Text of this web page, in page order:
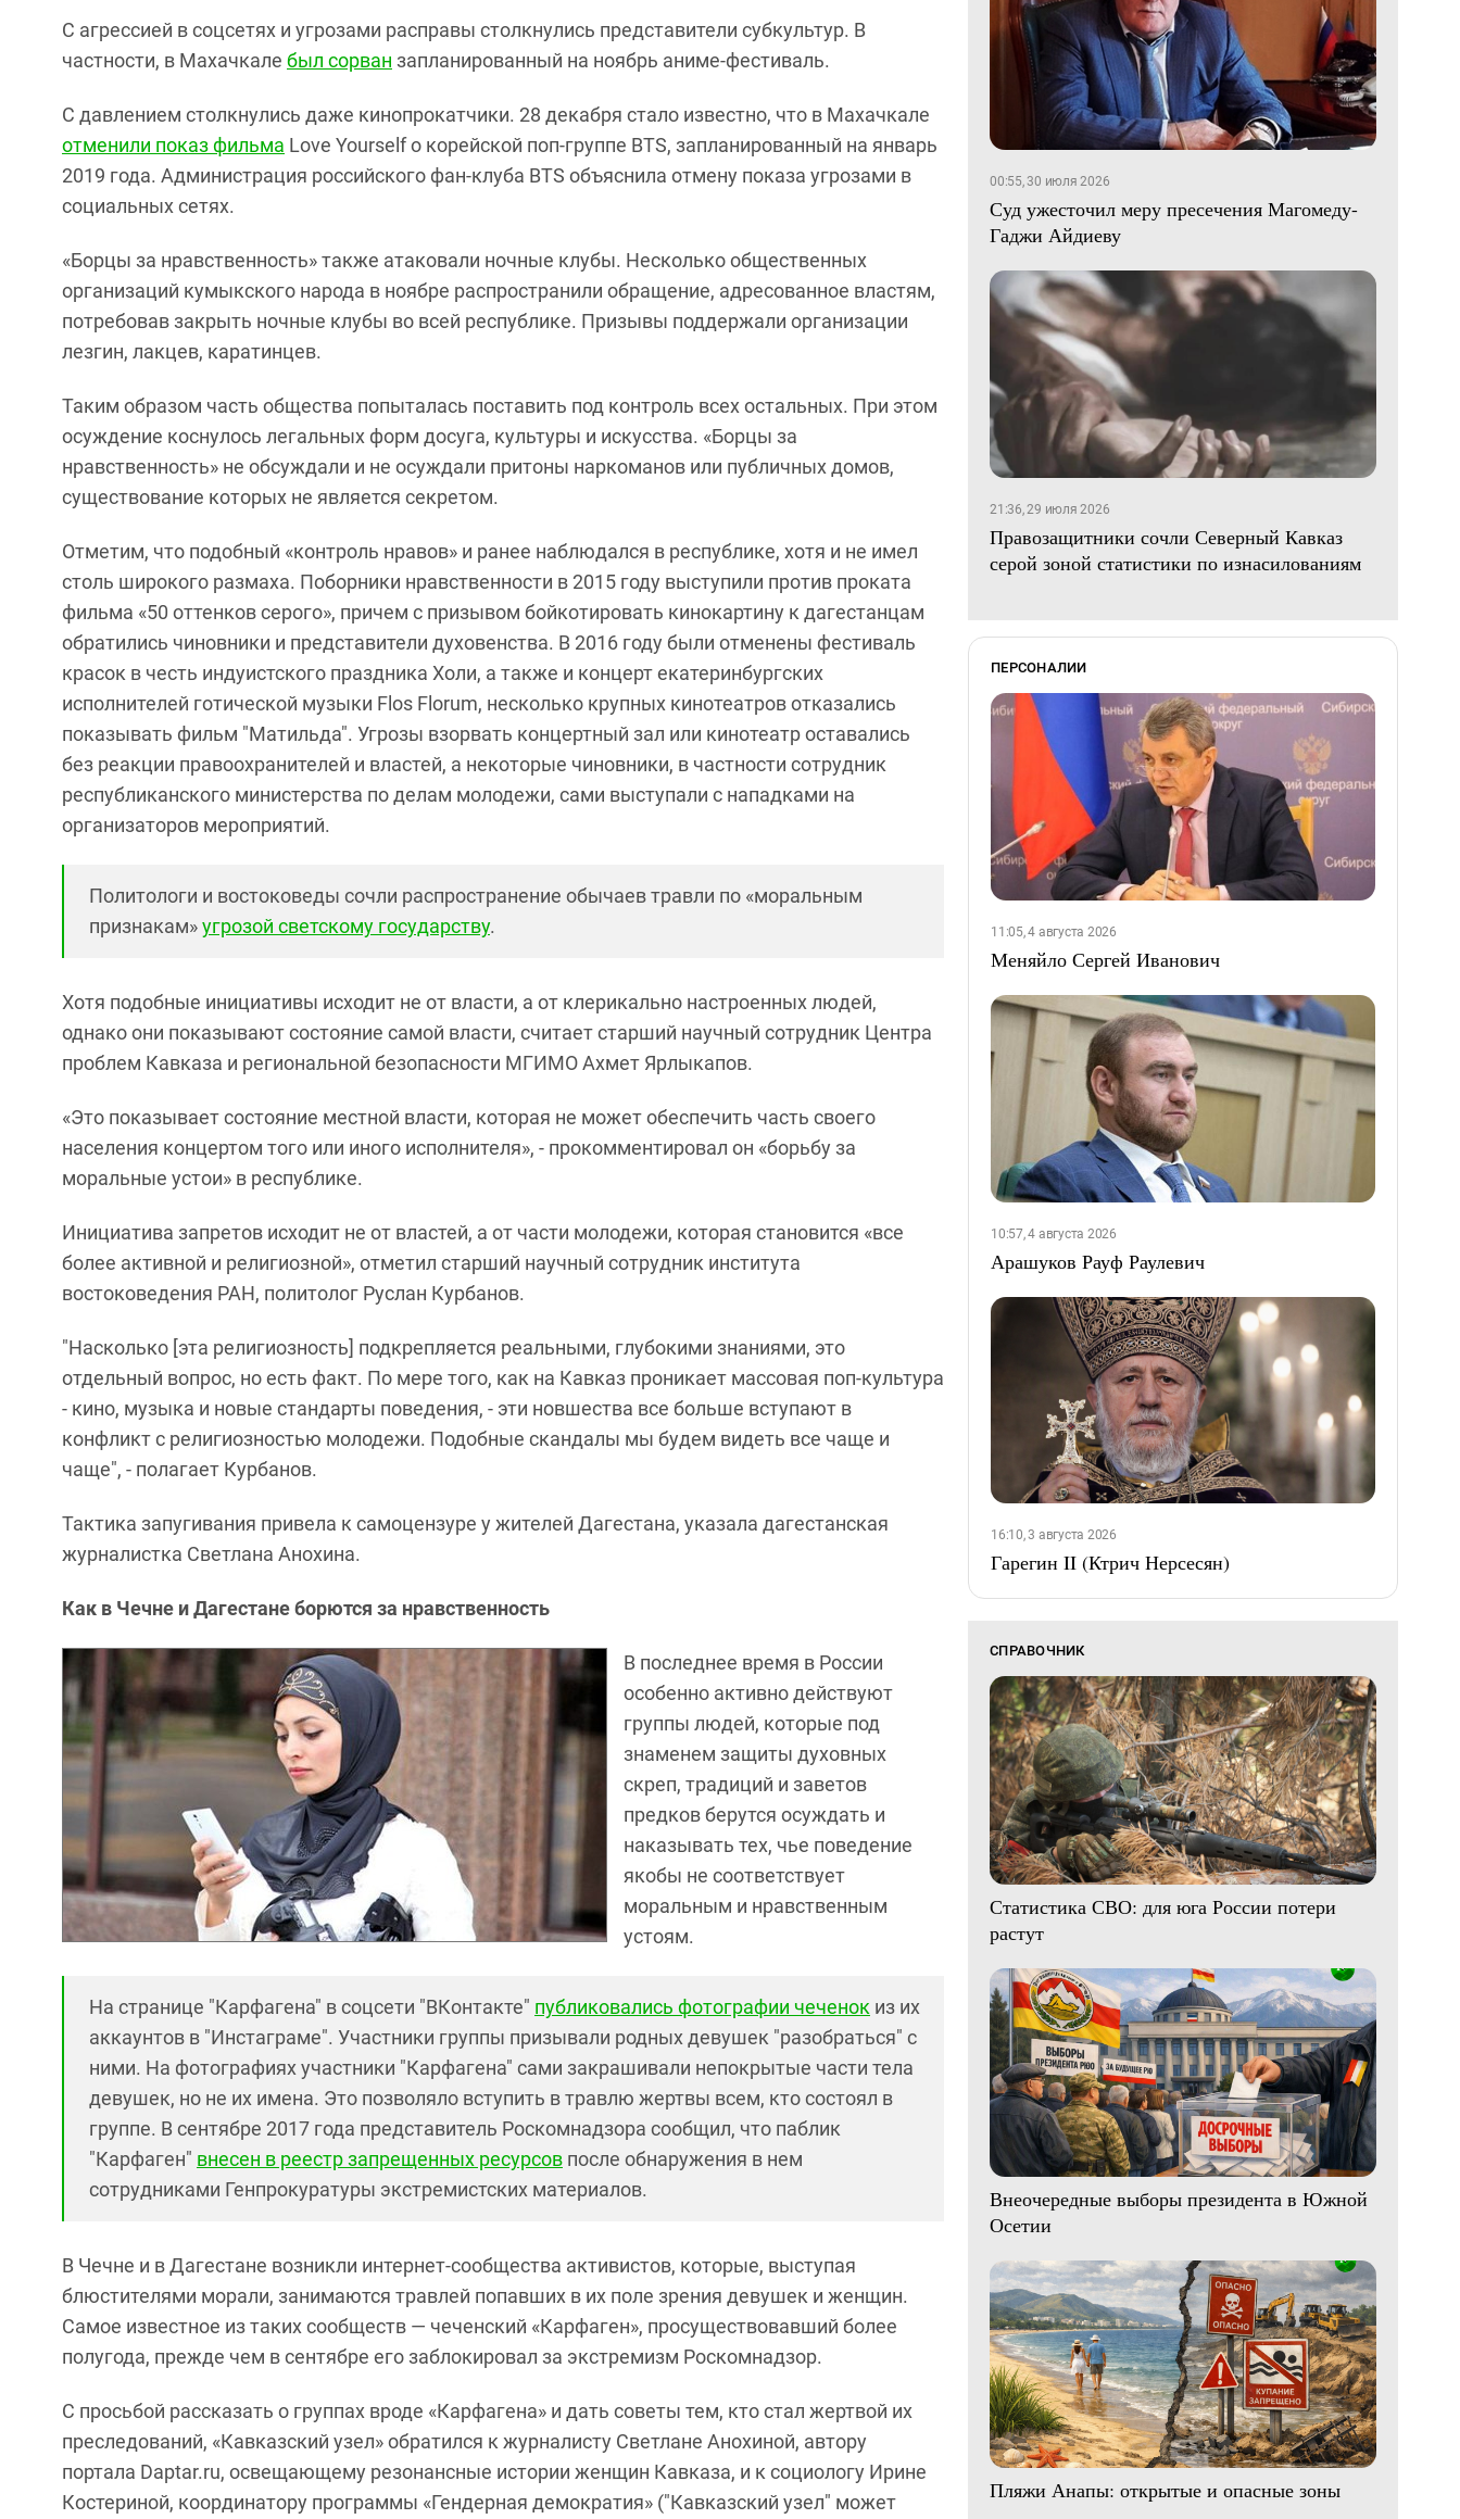
С агрессией в соцсетях и угрозами расправы столкнулись представители субкультур. В
частности, в Махачкале был сорван запланированный на ноябрь аниме-фестиваль.
С давлением столкнулись даже кинопрокатчики. 28 декабря стало известно, что в Махачкале
отменили показ фильма Love Yourself о корейской поп-группе BTS, запланированный на январь
2019 года. Администрация российского фан-клуба BTS объяснила отмену показа угрозами в
социальных сетях.
«Борцы за нравственность» также атаковали ночные клубы. Несколько общественных
организаций кумыкского народа в ноябре распространили обращение, адресованное властям,
потребовав закрыть ночные клубы во всей республике. Призывы поддержали организации
лезгин, лакцев, каратинцев.
Таким образом часть общества попыталась поставить под контроль всех остальных. При этом
осуждение коснулось легальных форм досуга, культуры и искусства. «Борцы за
нравственность» не обсуждали и не осуждали притоны наркоманов или публичных домов,
существование которых не является секретом.
Отметим, что подобный «контроль нравов» и ранее наблюдался в республике, хотя и не имел
столь широкого размаха. Поборники нравственности в 2015 году выступили против проката
фильма «50 оттенков серого», причем с призывом бойкотировать кинокартину к дагестанцам
обратились чиновники и представители духовенства. В 2016 году были отменены фестиваль
красок в честь индуистского праздника Холи, а также и концерт екатеринбургских
исполнителей готической музыки Flos Florum, несколько крупных кинотеатров отказались
показывать фильм "Матильда". Угрозы взорвать концертный зал или кинотеатр оставались
без реакции правоохранителей и властей, а некоторые чиновники, в частности сотрудник
республиканского министерства по делам молодежи, сами выступали с нападками на
организаторов мероприятий.
Политологи и востоковеды сочли распространение обычаев травли по «моральным
признакам»угрозой светскому государству.
Хотя подобные инициативы исходит не от власти, а от клерикально настроенных людей,
однако они показывают состояние самой власти, считает старший научный сотрудник Центра
проблем Кавказа и региональной безопасности МГИМО Ахмет Ярлыкапов.
«Это показывает состояние местной власти, которая не может обеспечить часть своего
населения концертом того или иного исполнителя», - прокомментировал он «борьбу за
моральные устои» в республике.
Инициатива запретов исходит не от властей, а от части молодежи, которая становится «все
более активной и религиозной», отметил старший научный сотрудник института
востоковедения РАН, политолог Руслан Курбанов.
"Насколько [эта религиозность] подкрепляется реальными, глубокими знаниями, это
отдельный вопрос, но есть факт. По мере того, как на Кавказ проникает массовая поп-культура
- кино, музыка и новые стандарты поведения, - эти новшества все больше вступают в
конфликт с религиозностью молодежи. Подобные скандалы мы будем видеть все чаще и
чаще", - полагает Курбанов.
Тактика запугивания привела к самоцензуре у жителей Дагестана, указала дагестанская
журналистка Светлана Анохина.
Как в Чечне и Дагестане борются за нравственность
В последнее время в России
особенно активно действуют
группы людей, которые под
знаменем защиты духовных
скреп, традиций и заветов
предков берутся осуждать и
наказывать тех, чье поведение
якобы не соответствует
моральным и нравственным
устоям.
На странице "Карфагена" в соцсети "ВКонтакте" публиковались фотографии чеченок из их
аккаунтов в "Инстаграме". Участники группы призывали родных девушек "разобраться" с
ними. На фотографиях участники "Карфагена" сами закрашивали непокрытые части тела
девушек, но не их имена. Это позволяло вступить в травлю жертвы всем, кто состоял в
группе. В сентябре 2017 года представитель Роскомнадзора сообщил, что паблик
"Карфаген" внесен в реестр запрещенных ресурсов после обнаружения в нем
сотрудниками Генпрокуратуры экстремистских материалов.
В Чечне и в Дагестане возникли интернет-сообщества активистов, которые, выступая
блюстителями морали, занимаются травлей попавших в их поле зрения девушек и женщин.
Самое известное из таких сообществ — чеченский «Карфаген», просуществовавший более
полугода, прежде чем в сентябре его заблокировал за экстремизм Роскомнадзор.
С просьбой рассказать о группах вроде «Карфагена» и дать советы тем, кто стал жертвой их
преследований, «Кавказский узел» обратился к журналисту Светлане Анохиной, автору
портала Daptar.ru, освещающему резонансные истории женщин Кавказа, и к социологу Ирине
Костериной, координатору программы «Гендерная демократия» ("Кавказский узел" может
00:55, 30 июля 2026
Суд ужесточил меру пресечения Магомеду-
Гаджи Айдиеву
21:36, 29 июля 2026
Правозащитники сочли Северный Кавказ
серой зоной статистики по изнасилованиям
ПЕРСОНАЛИИ
11:05, 4 августа 2026
Меняйло Сергей Иванович
10:57, 4 августа 2026
Арашуков Рауф Раулевич
16:10, 3 августа 2026
Гарегин II (Ктрич Нерсесян)
СПРАВОЧНИК
Статистика СВО: для юга России потери
растут
Внеочередные выборы президента в Южной
Осетии
Пляжи Анапы: открытые и опасные зоны